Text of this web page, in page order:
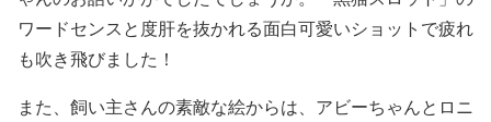
ワードセンスと度肝を抜かれる面白可愛いショットで疲れ
も吹き飛びました！
また、飼い主さんの素敵な絵からは、アビーちゃんとロニ